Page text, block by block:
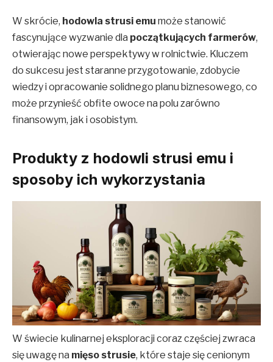
W skrócie, hodowla strusi emu może stanowić
fascynujące wyzwanie dla początkujących farmerów,
otwierając nowe perspektywy w rolnictwie. Kluczem
do sukcesu jest staranne przygotowanie, zdobycie
wiedzy i opracowanie solidnego planu biznesowego, co
może przynieść obfite owoce na polu zarówno
finansowym, jak i osobistym.
Produkty z hodowli strusi emu i
sposoby ich wykorzystania
W świecie kulinarnej eksploracji coraz częściej zwraca
się uwagę na mięso strusie, które staje się cenionym